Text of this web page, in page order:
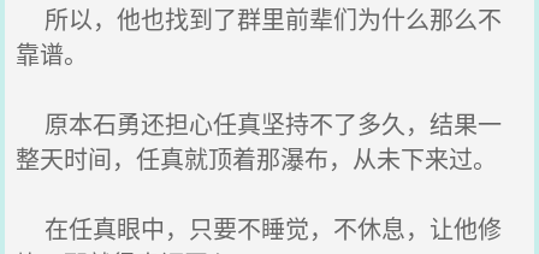
所以，他也找到了群里前辈们为什么那么不
靠谱。
原本石勇还担心任真坚持不了多久，结果一
整天时间，任真就顶着那瀑布，从未下来过。
在任真眼中，只要不睡觉，不休息，让他修